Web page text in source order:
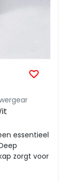
essentieel
zorgt voor